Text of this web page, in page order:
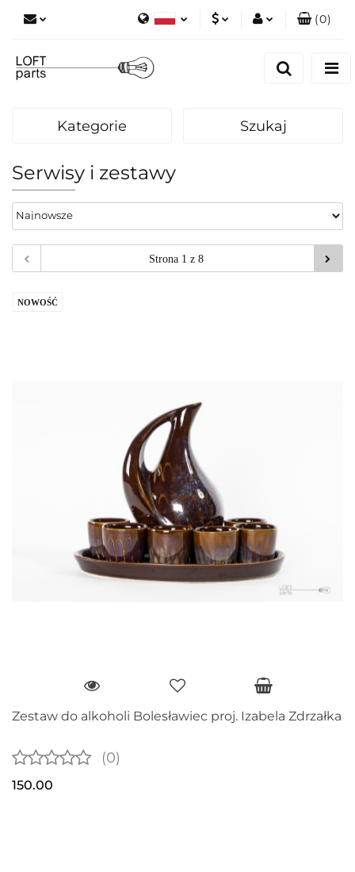
Polski
Zgody cookies
(0)
Kategorie Szukaj
Serwisy i zestawy
NOWOŚĆ
Zestaw do alkoholi Bolesławiec proj. Izabela Zdrzałka
(0)
150.00